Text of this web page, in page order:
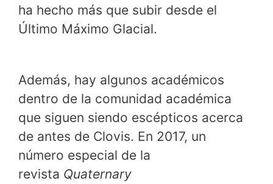
ha hecho más que subir desde el
Último Máximo Glacial.
Además, hay algunos académicos
dentro de la comunidad académica
que siguen siendo escépticos acerca
de antes de Clovis. En 2017, un
número especial de la
revista Quaternary